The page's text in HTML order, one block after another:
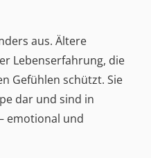
aus. Ältere
Lebenserfahrung, die
Gefühlen schützt. Sie
dar und sind in
emotional und